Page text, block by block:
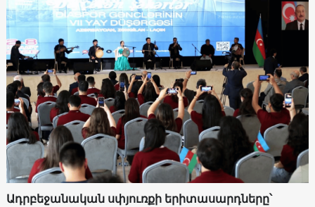
Ադրբեջանական սփյուռքի երիտասարդները՝